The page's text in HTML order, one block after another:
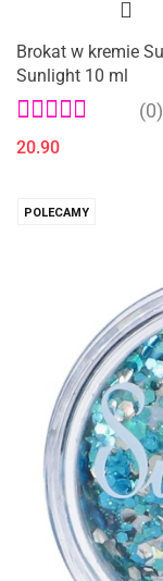
Brokat w kremie
Sunlight 10 ml
(0)
20.90
POLECAMY